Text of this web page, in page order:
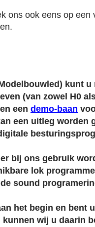
ons ook eens op een
kunt
(van zowel H0
een demo-baan
een uitleg worden
bij ons gebruik
lok
sound
het begin en bent
kunnen wij u daarin